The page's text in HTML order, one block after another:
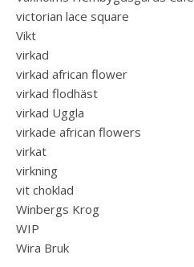
victorian lace square
Vikt
virkad
virkad african flower
virkad flodhäst
virkad Uggla
virkade african flowers
virkat
virkning
vit choklad
Winbergs Krog
WIP
Wira Bruk